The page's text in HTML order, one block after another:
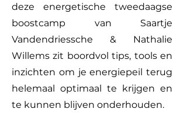
deze energetische tweedaagse
boostcamp van Saartje
Vandendriessche & Nathalie
Willems zit boordvol tips, tools en
inzichten om je energiepeil terug
helemaal optimaal te krijgen en
te kunnen blijven onderhouden.